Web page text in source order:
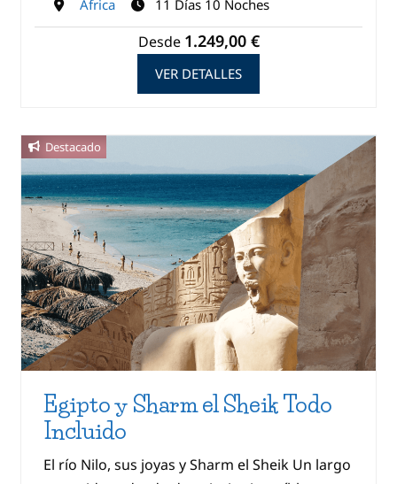
África
11 Días 10 Noches
Desde 1.249,00 €
VER DETALLES
Destacado
Egipto y Sharm el Sheik Todo
Incluido
El río Nilo, sus joyas y Sharm el Sheik Un largo